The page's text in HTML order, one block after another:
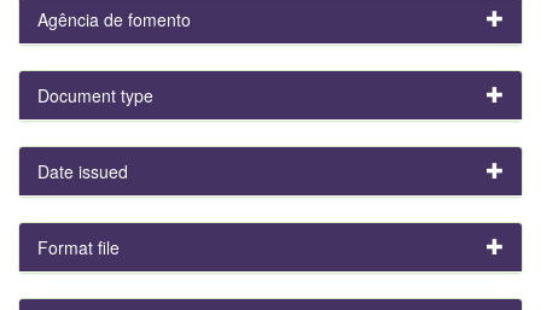
Agência de fomento
Document type
Date issued
Format file